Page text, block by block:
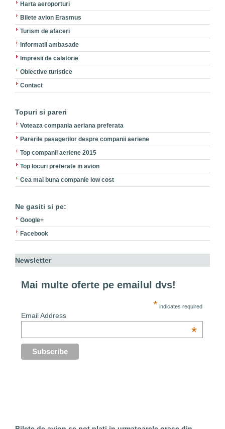
Harta aeroporturi
Bilete avion Erasmus
Turism de afaceri
Informatii ambasade
Impresii de calatorie
Obiective turistice
Contact
Topuri si pareri
Voteaza compania aeriana preferata
Parerile pasagerilor despre companii aeriene
Top companii aeriene 2015
Top locuri preferate in avion
Cea mai buna companie low cost
Ne gasiti si pe:
Google+
Facebook
Newsletter
Mai multe oferte pe emailul dvs!
* indicates required
Email Address
*